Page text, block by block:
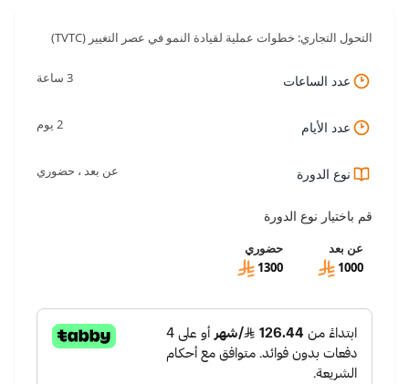
التحول التجاري: خطوات عملية لقيادة النمو في عصر التغيير (TVTC)
عدد الساعات 3 ساعة
عدد الأيام 2 يوم
نوع الدورة عن بعد ، حضوري
قم باختيار نوع الدورة
عن بعد
1000
حضوري
1300